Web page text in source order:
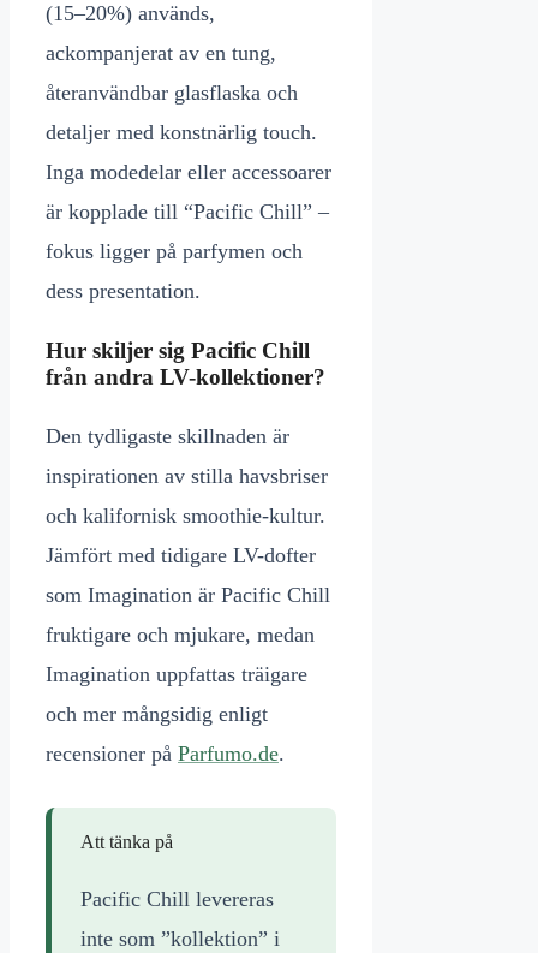
(15–20%) används,
ackompanjerat av en tung,
återanvändbar glasflaska och
detaljer med konstnärlig touch.
Inga modedelar eller accessoarer
är kopplade till “Pacific Chill” –
fokus ligger på parfymen och
dess presentation.
Hur skiljer sig Pacific Chill
från andra LV-kollektioner?
Den tydligaste skillnaden är
inspirationen av stilla havsbriser
och kalifornisk smoothie-kultur.
Jämfört med tidigare LV-dofter
som Imagination är Pacific Chill
fruktigare och mjukare, medan
Imagination uppfattas träigare
och mer mångsidig enligt
recensioner på Parfumo.de.
Att tänka på
Pacific Chill levereras
inte som ”kollektion” i